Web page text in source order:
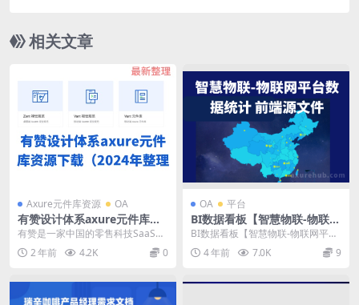
相关文章
Axure元件库资源 OA
有赞设计体系axure元件库资
源下载（2024年整理
有赞是一家中国的零售科技SaaS
（Software as a Service，软...
2 年前 4.2K 0
OA 平台
BI数据看板【智慧物联-物联网
平台数据统计、新能源车联网
综合大数据平台】前端HTML
源文件下载
BI数据看板【智慧物联-物联网平台
数据统计、新能源车联网综合大数
据平台】前端HT...
4 年前 7.0K 9